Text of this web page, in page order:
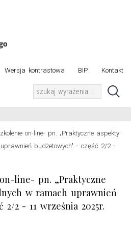
Wersja kontrastowa BIP Kontakt
on-line- pn. „Praktyczne aspekty
budżetowych" - część 2/2 -
line- pn. „Praktyczne
w ramach uprawnień
2 - 11 września 2025r.